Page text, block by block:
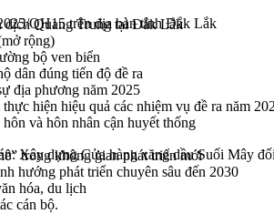
dịch Quang Trung tại Đắk Lắk
rộng)
bộ ven biển
dân đúng tiến độ đề ra
địa phương năm 2025
hiện hiệu quả các nhiệm vụ đề ra năm
và hôn nhân cận huyết thống
trong không gian phát triển mới
hướng phát triển chuyên sâu đến 2030
hóa, du lịch
cán bộ.
QH15 trên địa bàn tỉnh Đắk Lắk
Xây dựng Cửa hàng xăng dầu Suối Mây